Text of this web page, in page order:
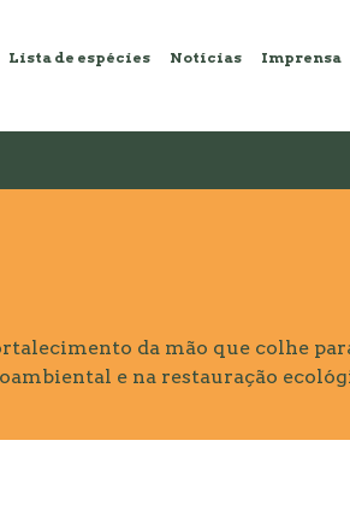
Lista de espécies Notícias Imprensa
da mão que colhe
e na restauração